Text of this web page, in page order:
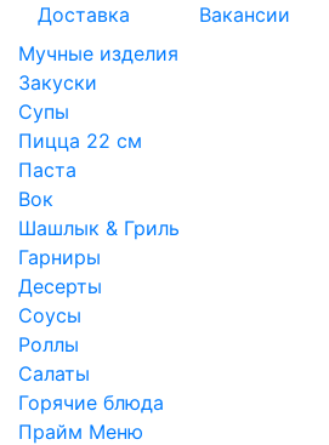
Доставка
Мучные изделия
Закуски
Супы
Пицца 22 см
Паста
Вок
Шашлык & Гриль
Гарниры
Десерты
Соусы
Роллы
Салаты
Горячие блюда
Прайм Меню
Вакансии